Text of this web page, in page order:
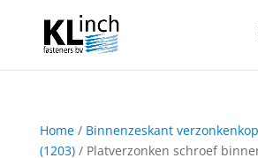
Home/ Binnenzeskant verzonkenkop
(1203)/ Platverzonken schroef